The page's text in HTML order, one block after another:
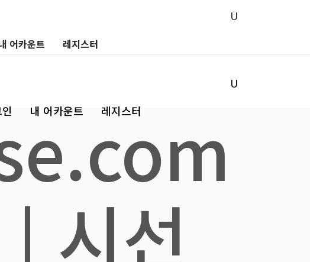
내 어카운트 레지스터
어카운트 레지스터
시선